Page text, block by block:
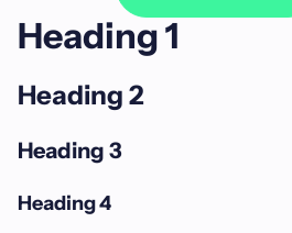
Heading 1
Heading 2
Heading 3
Heading 4